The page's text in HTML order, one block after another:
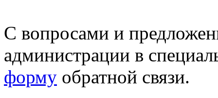
С вопросами и
администрации в
форму обратной связи.